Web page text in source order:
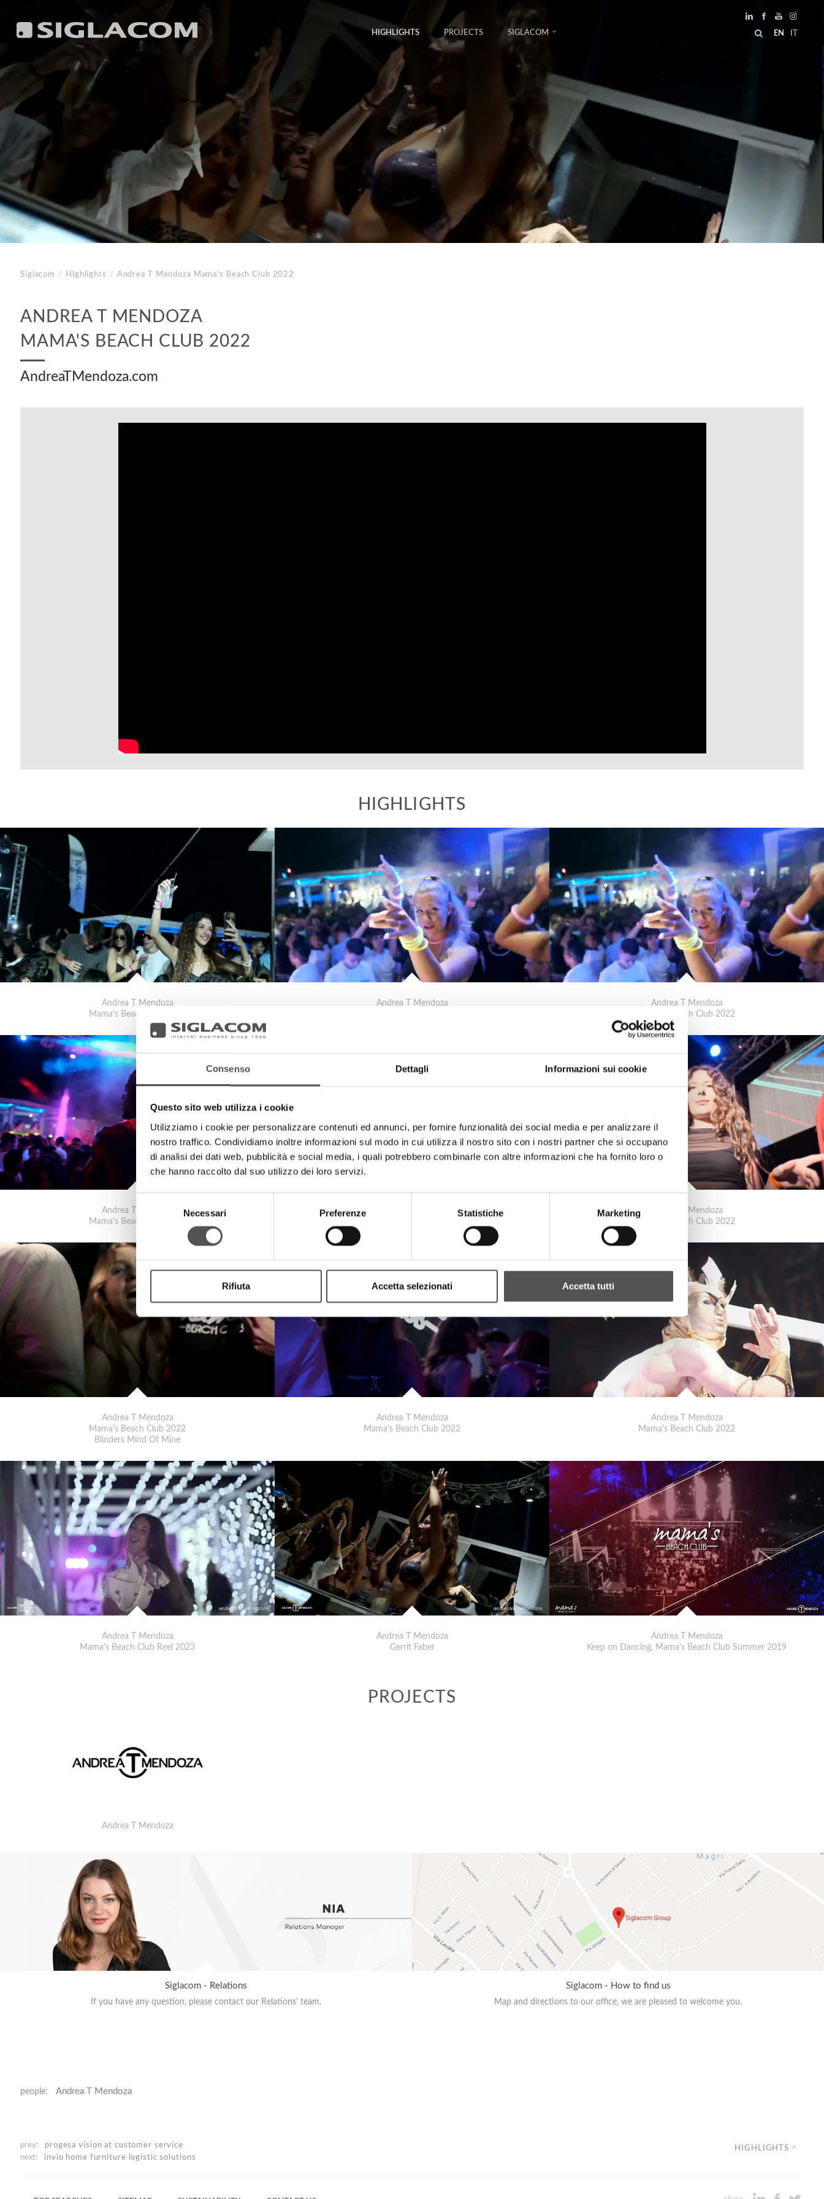
Consenso Dettagli Informazioni sui cookie
Questo sito web utilizza i cookie
Utilizziamo i cookie per personalizzare contenuti ed annunci, per fornire funzionalità dei social media e per analizzare il
nostro traffico. Condividiamo inoltre informazioni sul modo in cui utilizza il nostro sito con i nostri partner che si occupano
di analisi dei dati web, pubblicità e social media, i quali potrebbero combinarle con altre informazioni che ha fornito loro o
che hanno raccolto dal suo utilizzo dei loro servizi.
Necessari Preferenze Statistiche Marketing
Rifiuta Accetta selezionati Accetta tutti
EN
HIGHLIGHTS PROJECTS SIGLACOM
Siglacom / Highlights / Andrea T Mendoza Mama's Beach Club 2022
ANDREA T MENDOZA
MAMA'S BEACH CLUB 2022
AndreaTMendoza.com
Andrea T Mendoza
Mama's Beach Club 2022
Andrea T Mendoza
Andrea T Mendoza
Mama's Beach Club 2022
Andrea T Mendoza
Mama's Beach Club 2022
Andrea T Mendoza
Mama's Beach Club 2022
Andrea T Mendoza
Mama's Beach Club 2022
Blinders Mind Of Mine
Andrea T Mendoza
Mama's Beach Club 2022
Andrea T Mendoza
Mama's Beach Club 2022
Andrea T Mendoza
Mama's Beach Club Reel 2023
Andrea T Mendoza
Gerrit Faber
Andrea T Mendoza
Keep on Dancing, Mama's Beach Club Summer 2019
PROJECTS
Andrea T Mendoza
Siglacom - Relations
If you have any question, please contact our Relations' team.
Siglacom - How to find us
Map and directions to our office, we are pleased to welcome you.
people: Andrea T Mendoza
prev: progesavision at customer service
next:
invio home furniture logistic solutions
HIGHLIGHTS